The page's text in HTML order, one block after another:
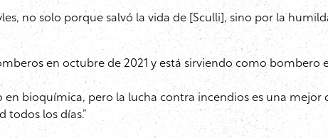
no solo porque salvó la vida de [Sculli], sino por la
en octubre de 2021 y está sirviendo como
bioquímica, pero la lucha contra incendios es una mejor
los días.”